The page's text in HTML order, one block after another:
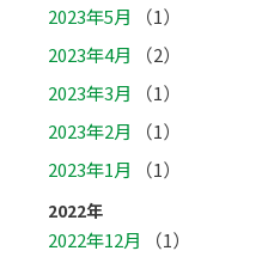
2023年5月
（1）
2023年4月
（2）
2023年3月
（1）
2023年2月
（1）
2023年1月
（1）
2022年
2022年12月 （1）